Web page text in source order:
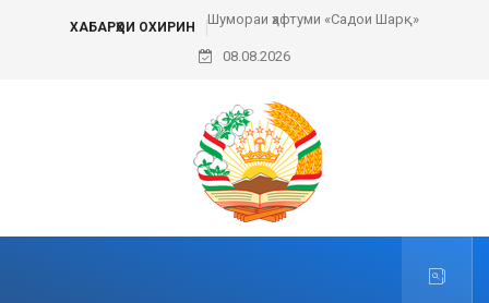
ХАБАРҲОИ ОХИРИН Шумораи ҳафтуми «Садои Шарқ»
08.08.2026